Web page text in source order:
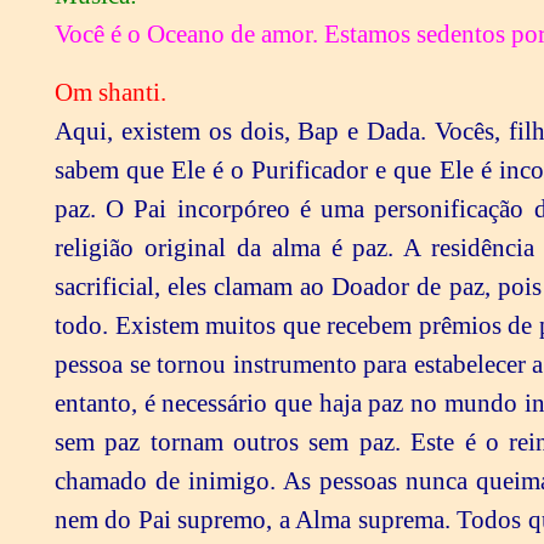
Você é o Oceano de amor. Estamos sedentos
Om shanti.
Aqui, existem os dois, Bap e Dada. Vocês, filhos, agora sabem que o Pai das almas é Shiv Baba. Vocês sabem que Ele é o Purificador e que Ele é incorpóreo. Vocês também são personificações incorpóreas de paz. O Pai incorpóreo é uma personificação de paz e as almas também são personificações de paz. A religião original da alma é paz. A residência de vocês é a terra de paz. Quando eles criam um fogo sacrificial, eles clamam ao Doador de paz, pois Deus é o Oceano de paz. É o Pai quem dá paz ao mundo todo. Existem muitos que recebem prêmios de paz. Quando alguém recebe um prêmio, eles dizem que tal pessoa se tornou instrumento para estabelecer a paz. Eles mencionam os nomes de pessoas eminentes. No entanto, é necessário que haja paz no mundo inteiro. Do contrário, aqueles que permanecem em um local sem paz tornam outros sem paz. Este é o reino de Ravan. Ravan é o inimigo, enquanto Rama não é chamado de inimigo. As pessoas nunca queimam uma efígie de Rama, nem do Rama da idade de prata nem do Pai supremo, a Alma suprema. Todos querem que haja o reino de Rama, mas ninguém sabe o que é o reino de Rama. Eles simplesmente dizem que deveria haver um mundo novo e que deveria haver o reino de Rama em Nova Deli. Eles falam da Nova Deli; eles têm muitos nomes. Deli é a capital e ela foi a terra dos anjos. Radhe e Krishna também são mostrados lá. Os dois são o príncipe e a princesa principais. Não existem apenas os dois, definitivamente deve haver outros também. Uma dinastia de oito é lembrada. Vocês têm de usar seus intelectos para tudo. Na idade de ouro deve haver outras dinastias também. Vejam quantas dinastias existem aqui! Essas dinastias continuam crescendo até que haja muitas. Até se ouve sobre um Marajá de determinada aldeia! Existem tantas aldeias pequenas! Não existem tantas na idade de ouro. Lá, os nomes de Lakshmi e Narayan são famosos. O reino deles continuou durante 2.500 anos. As pessoas dizem que ele existiu há centenas de milhares de anos. Isso é algo para se pensar a respeito. Isso é alimento para as almas. O Pai dá comida espiritual para o intelecto de vocês, almas. O cadeado no seu intelecto agora se abriu. Todos os rishis e munis etc. dizem que eles não conhecem o Criador nem a criação. Vocês, filhos, não dizem isto agora. Vocês conhecem o Criador e o começo, meio e fim da criação. Agora vocês conhecem seu ciclo de 84 nascimentos. No início, vocês eram divindades e depois, no meio, quando Ravan passou a existir, vocês se tornaram viciosos. Agora é o final. Vocês sabem que haverá a destruição do mundo velho e depois haverá o início. No início haverá o reino de Rama. Então, o reino de Ravan começa no meio. O reino de Ravan vai terminar agora e o reino de Rama começará. Vocês têm de mudar de humano comum em Narayan. Esta é a história do verdadeiro Narayan. Vocês sabem que o Shrimad Bhagawad Gita é a joia principal de todas as escrituras. Vocês recebem shrimat para se tornarem elevados. Aqueles que são elevados são chamados de Shri. Vocês, filhos, sabem que é apenas a escritura Gita que é chamada de escritura da religião das divindades. É por meio dela que a religião das divindades é estabelecida na idade da confluência. Não há ninguém impuro na idade de ouro para que alguém tivesse de vir e purificá-los. O Pai agora explica a vocês: O Gita não pode ser chamado de Purificador. Vocês não podem se tornar puros pelo Gita. O Deus do Gita é chamado de Purificador. Lembrem-se muito bem disso! O Gita é a escritura da religião eterna e original das divindades. A Guerra Mahabharat – na qual inúmeras religiões foram destruídas e uma religião foi estabelecida – aconteceu no momento do episódio do Gita. Eles dizem que o Gita é a escritura da religião das divindades. Ele não é chamado de escritura brahmin. Não há menção de brahmins no Gita. O Pai supremo, a Alma suprema, vem e lhes conta a essência dos Vedas e das escrituras por meio de Brahma. Agora vocês entendem que não há brahmins na idade de ouro. Lakshmi e Narayan e as divindades existem lá. Depois de Brahma, existe Vishnu. Nos quadros foi retratado que a terra de Vishnu é estabelecida por meio de Brahma. Brahma e Vishnu não existem ao mesmo tempo. A religião das divindades é estabelecida por meio de Brahma. Esses assuntos têm de ser entendidos em detalhes. Agora, vocês,